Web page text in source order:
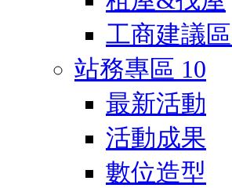
工商建議區
站務專區 10
最新活動
活動成果
數位造型